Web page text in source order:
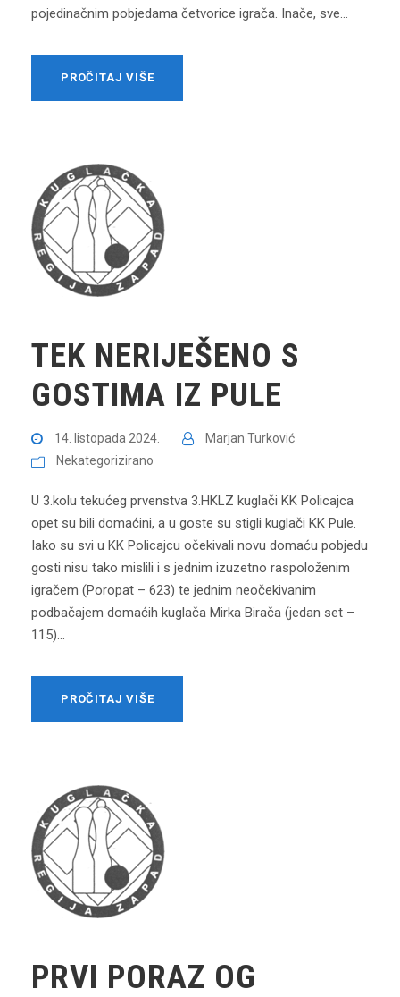
pojedinačnim pobjedama četvorice igrača. Inače, sve...
PROČITAJ VIŠE
TEK NERIJEŠENO S
GOSTIMA IZ PULE
14. listopada 2024.
Marjan Turković
Nekategorizirano
U 3.kolu tekućeg prvenstva 3.HKLZ kuglači KK Policajca
opet su bili domaćini, a u goste su stigli kuglači KK Pule.
Iako su svi u KK Policajcu očekivali novu domaću pobjedu
gosti nisu tako mislili i s jednim izuzetno raspoloženim
igračem (Poropat – 623) te jednim neočekivanim
podbačajem domaćih kuglača Mirka Birača (jedan set –
115)...
PROČITAJ VIŠE
PRVI PORAZ OG